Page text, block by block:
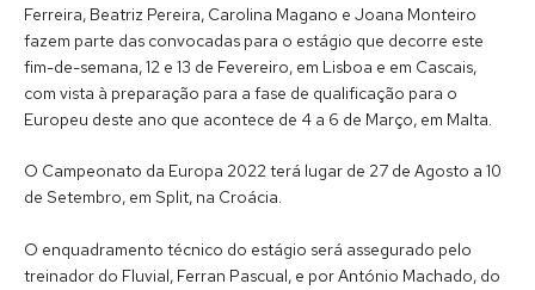
Ferreira, Beatriz Pereira, Carolina Magano e Joana Monteiro
fazem parte das convocadas para o estágio que decorre este
fim-de-semana, 12 e 13 de Fevereiro, em Lisboa e em Cascais,
com vista à preparação para a fase de qualificação para o
Europeu deste ano que acontece de 4 a 6 de Março, em Malta.
O Campeonato da Europa 2022 terá lugar de 27 de Agosto a 10
de Setembro, em Split, na Croácia.
O enquadramento técnico do estágio será assegurado pelo
treinador do Fluvial, Ferran Pascual, e por António Machado, do